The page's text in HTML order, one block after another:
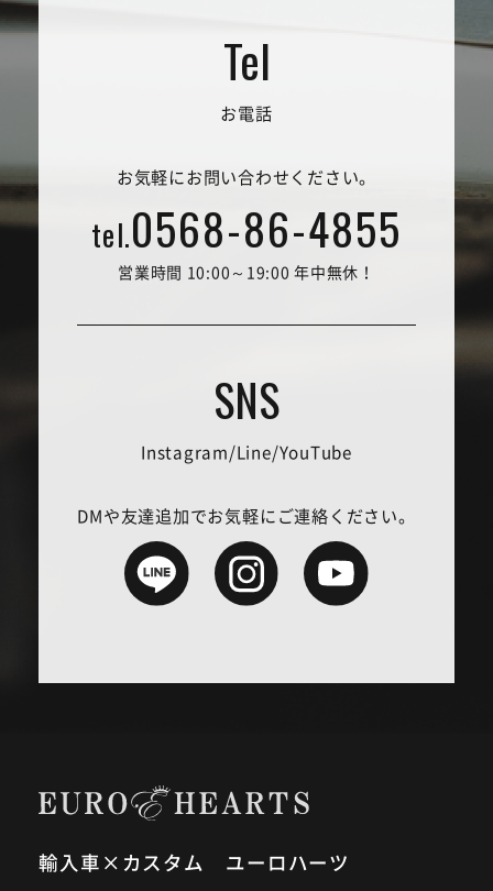
お電話
お気軽にお問い合わせください。
tel.0568-86-4855
営業時間 10:00～19:00 年中無休！
Instagram/Line/YouTube
DMや友達追加でお気軽にご連絡ください。
輸入車×カスタム ユーロハーツ